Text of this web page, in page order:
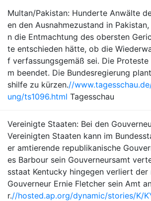
Multan/Pakistan: Hunderte Anwälte
en den Ausnahmezustand in
n die Entmachtung des obersten
te entschieden hätte, ob die
f verfassungsgemäß sei. Die
m beendet. Die Bundesregierung
shilfe zu kürzen.//
ung/ts1096.html Tagesschau
Vereinigte Staaten: Bei den
Vereinigten Staaten kann im
er amtierende republikanische
es Barbour sein Gouverneursamt
sstaat Kentucky hingegen verliert der
Gouverneur Ernie Fletcher sein Amt
r.//hosted.ap.org/dynamic/stories/K/